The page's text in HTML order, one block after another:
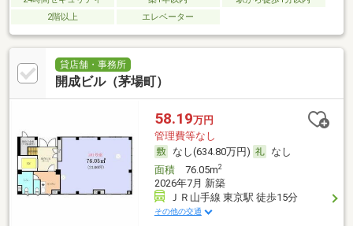
2階以上
エレベーター
貸店舗・事務所
開成ビル（茅場町）
58.19万円
管理費等なし
なし(634.80万円)
なし
面積76.05m2
2026年7月 新築
ＪＲ山手線 東京駅 徒歩15分
その他の交通